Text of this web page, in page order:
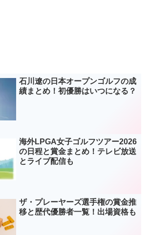
石川遼の日本オープンゴルフの成
績まとめ！初優勝はいつになる？
海外LPGA女子ゴルフツアー2026
の日程と賞金まとめ！テレビ放送
とライブ配信も
ザ・プレーヤーズ選手権の賞金推
移と歴代優勝者一覧！出場資格も